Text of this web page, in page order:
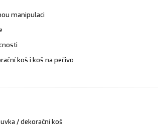
manipulaci
koš i koš na pečivo
/ dekorační koš